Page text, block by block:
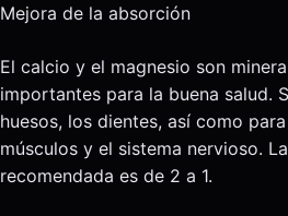
Mejora de la absorción
El calcio y el magnesio son
importantes para la buena salud.
huesos, los dientes, así como
músculos y el sistema nervioso.
recomendada es de 2 a 1.